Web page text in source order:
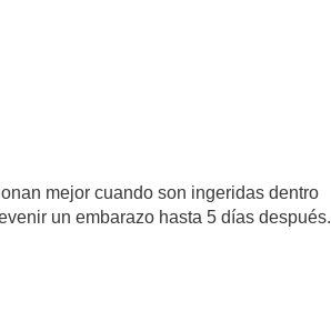
mejor cuando son ingeridas dentro
un embarazo hasta 5 días después.